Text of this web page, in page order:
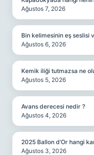
Ağustos 7, 2026
Bin kelimesinin eş seslisi
Ağustos 6, 2026
Kemik iliği tutmazsa ne
Ağustos 5, 2026
Avans derecesi nedir ?
Ağustos 4, 2026
2025 Ballon d’Or hangi
Ağustos 3, 2026